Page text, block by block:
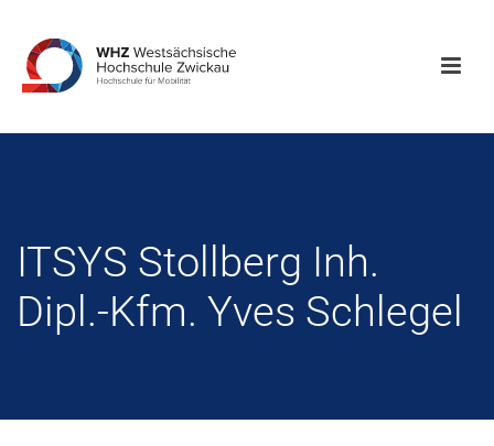
ITSYS Stollberg Inh.
Dipl.-Kfm. Yves Schlegel